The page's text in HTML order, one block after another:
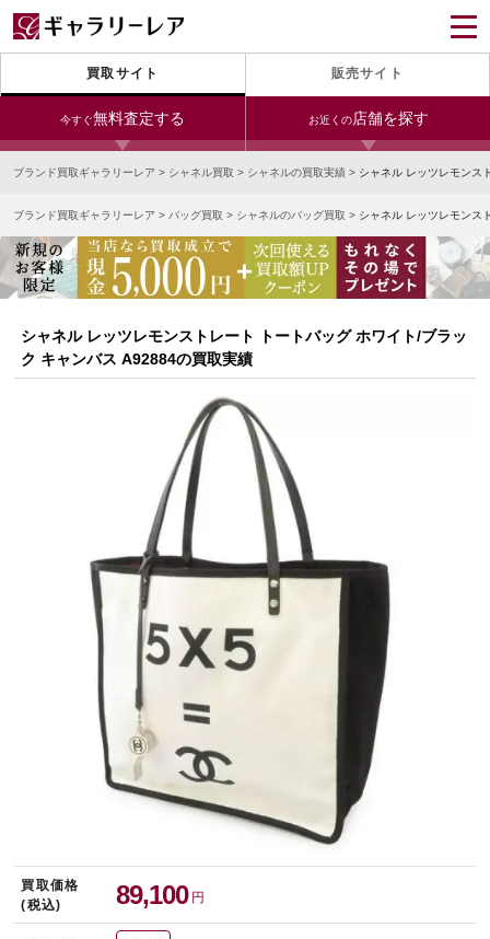
買取サイト 販売サイト
今すぐ無料査定する お近くの店舗を探す
24時間受付（対応時間10:00～19:00）
宅配買取を申し込む
無料の宅配キットをお届けします
今すぐ電話査定
受付時間 10:00～19:00
銀座本店 青山表参道店 新宿東口店
小田急新宿店 LAB東京 名古屋大須店
なんば店 神戸元町(三宮)店
中野ブロードウェイ
宅配買取を申し込む
無料の宅配キットをお届けします
ブランド買取ギャラリーレア > シャネル買取 > シャネルの買取実績 > シャネル レッツレモンス
ブランド買取ギャラリーレア > バッグ買取 > シャネルのバッグ買取 > シャネル レッツレモンス
シャネル レッツレモンストレート トートバッグ ホワイト/ブラッ
ク キャンバス A92884の買取実績
買取価格
(税込)
89,100 円